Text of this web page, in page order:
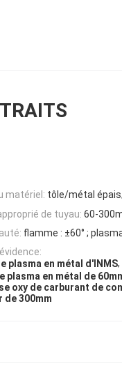
TRAITS
matériel: tôle/métal
de tuyau: 60-
flamme : ±60° ;
plasma en métal d'INMS,
plasma en métal de
oxy de carburant de
300mm